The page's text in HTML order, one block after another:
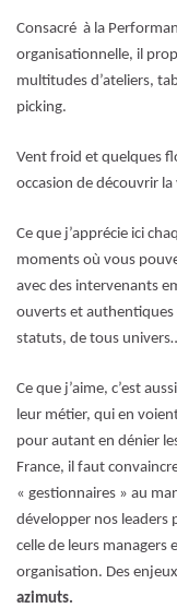
Consacré à la
organisationnelle, il
multitudes d’ateliers,
picking.
Vent froid et quelques
occasion de découvrir
Ce que j’apprécie ici
moments où vous
avec des intervenants
ouverts et authentiques
statuts, de tous
Ce que j’aime, c’est
leur métier, qui en
pour autant en dénier
France, il faut
« gestionnaires » au
développer nos leaders
celle de leurs managers
organisation. Des
azimuts.